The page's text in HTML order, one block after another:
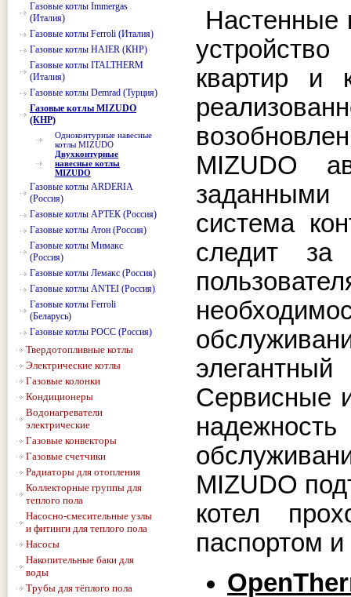
Газовые котлы Immergas
(Италия)
Газовые котлы Ferroli (Италия)
Газовые котлы HAIER (КНР)
Газовые котлы ITALTHERM
(Италия)
Газовые котлы Demrad (Турция)
Газовые котлы MIZUDO
(КНР)
Одноконтурные навесные
котлы MIZUDO
Двухконтурные
навесные котлы
MIZUDO
Газовые котлы ARDERIA
(Россия)
Газовые котлы АРТЕК (Россия)
Газовые котлы Атон (Россия)
Газовые котлы Мимакс
(Россия)
Газовые котлы Лемакс (Россия)
Газовые котлы ANTEI (Россия)
Газовые котлы Ferroli
(Беларусь)
Газовые котлы РОСС (Россия)
Твердотопливные котлы
Электрические котлы
Газовые колонки
Кондиционеры
Водонагреватели
электрические
Газовые конвекторы
Газовые счетчики
Радиаторы для отопления
Коллекторные группы для
теплого пола
Насосно-смесительные узлы
и фитинги для теплого пола
Насосы
Накопительные баки для
воды
Трубы для тёплого пола
Настенные
квартир и
MIZUDO
заданными
система
следит за
Сервисные
MIZUDO
котел
паспортом